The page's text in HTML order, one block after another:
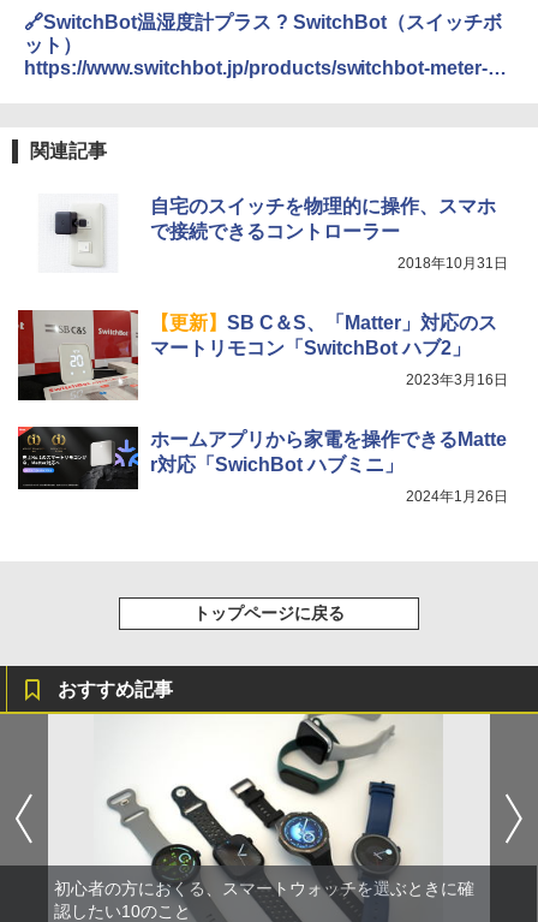
🔗SwitchBot温湿度計プラス ? SwitchBot（スイッチボ
ット）
https://www.switchbot.jp/products/switchbot-meter-
関連記事
自宅のスイッチを物理的に操作、スマホ
で接続できるコントローラー
2018年10月31日
【更新】 SB C＆S、「Matter」対応のス
マートリモコン「SwitchBot ハブ2」
2023年3月16日
ホームアプリから家電を操作できるMatte
r対応「SwichBot ハブミニ」
2024年1月26日
トップページに戻る
おすすめ記事
初心者の方におくる、スマートウォッチを選ぶときに確
認したい10のこと